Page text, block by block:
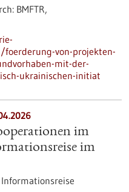
BMFTR,
von-projekten-
mit-der-
ukrainischen-initiat
im
im
Informationsreise